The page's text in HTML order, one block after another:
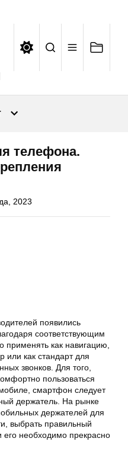
телефона.
2023
появились
соответствующим
как навигацию,
или как стандарт для
звонков. Для того,
пользоваться
смартфон следует
держатель. На рынке
держателей для
выбрать правильный
необходимо прекрасно